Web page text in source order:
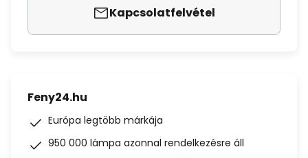
Kapcsolatfelvétel
Feny24.hu
Európa legtöbb márkája
950 000 lámpa azonnal rendelkezésre áll